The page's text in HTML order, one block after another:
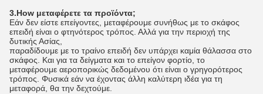
3.How μεταφέρετε τα προϊόντα;
Εάν δεν είστε επείγοντες, μεταφέρουμε συνήθως με το σκάφος
επειδή είναι ο φτηνότερος τρόπος. Αλλά για την περιοχή της
δυτικής Ασίας,
παραδίδουμε με το τραίνο επειδή δεν υπάρχει καμία θάλασσα στο
σκάφος. Και για τα δείγματα και το επείγον φορτίο, το
μεταφέρουμε αεροπορικώς δεδομένου ότι είναι ο γρηγορότερος
τρόπος. Φυσικά εάν να έχοντας άλλη καλύτερη ιδέα για τη
μεταφορά, θα την δεχτούμε.